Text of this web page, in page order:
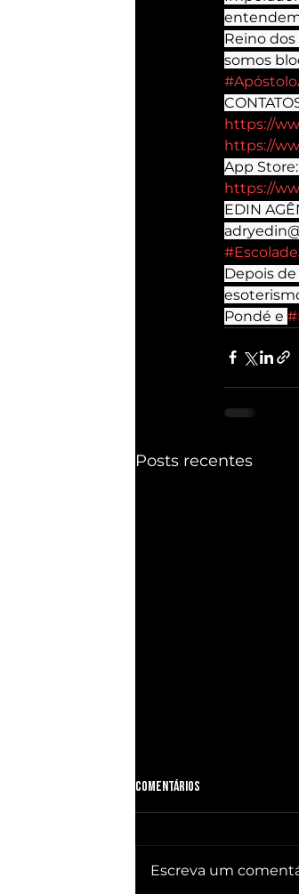
Reino
somos
https://
https://
App
https://
EDIN
Depois
Pondé e
Posts recentes
Comentários
Escreva um